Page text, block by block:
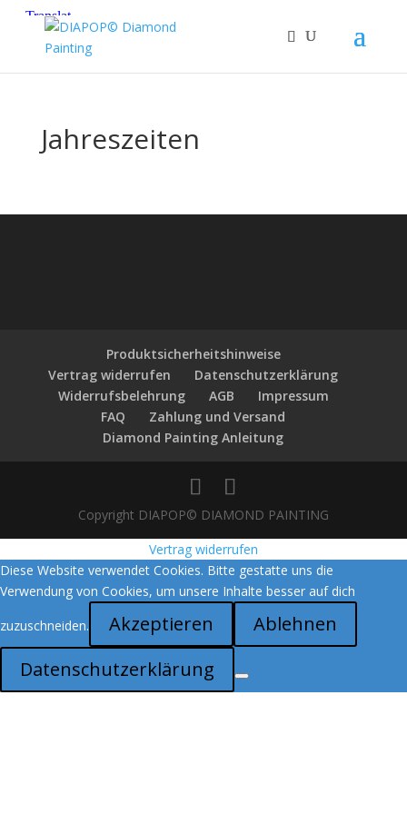
Jahreszeiten
Produktsicherheitshinweise
Vertrag widerrufen
Datenschutzerklärung
Widerrufsbelehrung
AGB
Impressum
FAQ
Zahlung und Versand
Diamond Painting Anleitung
Copyright DIAPOP© DIAMOND PAINTING
Vertrag widerrufen
Diese Website verwendet Cookies. Bitte gestatte uns die
Verwendung von Cookies, um unsere Inhalte besser auf dich
zuzuschneiden.
Akzeptieren
Ablehnen
Datenschutzerklärung